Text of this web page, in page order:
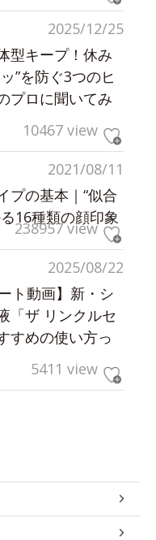
2025/12/25
型キープ！休み
”を防ぐ3つのヒ
プロに聞いてみ
10467 view
2021/08/11
プの基本｜“似合
16種類の顔印象
238957 view
2025/08/22
ト動画】新・シ
「ザ リンクルセ
すめの使い方っ
5411 view